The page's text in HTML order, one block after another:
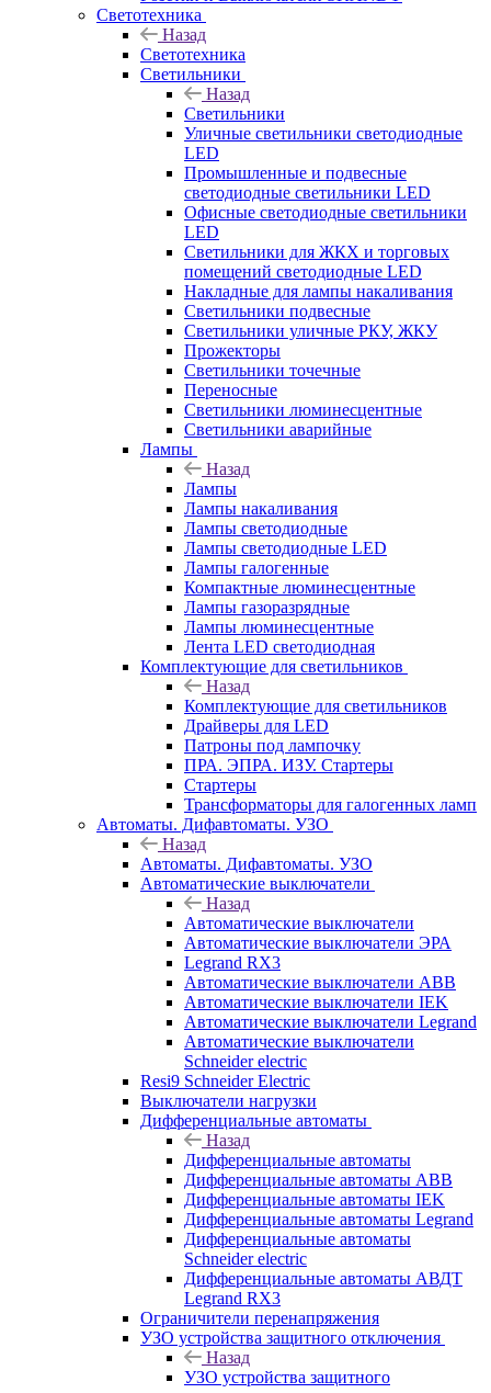
Светотехника
Назад
Светотехника
Светильники
Назад
Светильники
Уличные светильники светодиодные
LED
Промышленные и подвесные
светодиодные светильники LED
Офисные светодиодные светильники
LED
Светильники для ЖКХ и торговых
помещений светодиодные LED
Накладные для лампы накаливания
Светильники подвесные
Светильники уличные РКУ, ЖКУ
Прожекторы
Cветильники точечные
Переносные
Светильники люминесцентные
Светильники аварийные
Лампы
Назад
Лампы
Лампы накаливания
Лампы светодиодные
Лампы светодиодные LED
Лампы галогенные
Компактные люминесцентные
Лампы газоразрядные
Лампы люминесцентные
Лента LED светодиодная
Комплектующие для светильников
Назад
Комплектующие для светильников
Драйверы для LED
Патроны под лампочку
ПРА. ЭПРА. ИЗУ. Стартеры
Стартеры
Трансформаторы для галогенных ламп
Автоматы. Дифавтоматы. УЗО
Назад
Автоматы. Дифавтоматы. УЗО
Автоматические выключатели
Назад
Автоматические выключатели
Автоматические выключатели ЭРА
Legrand RX3
Автоматические выключатели ABB
Автоматические выключатели IEK
Автоматические выключатели Legrand
Автоматические выключатели
Schneider electric
Resi9 Schneider Electric
Выключатели нагрузки
Дифференциальные автоматы
Назад
Дифференциальные автоматы
Дифференциальные автоматы ABB
Дифференциальные автоматы IEK
Дифференциальные автоматы Legrand
Дифференциальные автоматы
Schneider electric
Дифференциальные автоматы АВДТ
Legrand RX3
Ограничители перенапряжения
УЗО устройства защитного отключения
Назад
УЗО устройства защитного